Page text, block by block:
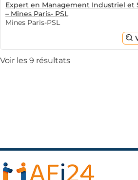
Expert en Management Industriel et
– Mines Paris- PSL
Mines Paris-PSL
Voir les 9 résultats